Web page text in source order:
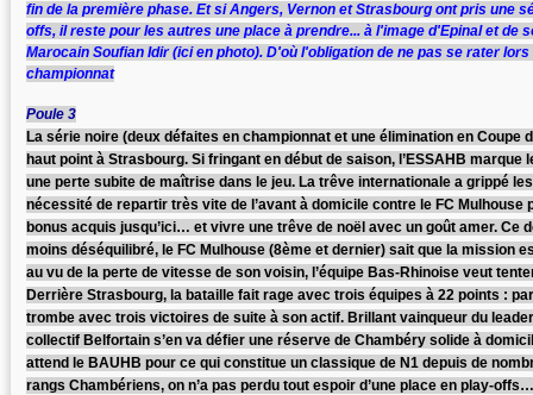
fin de la première phase. Et si Angers, Vernon et Strasbourg ont pris une
offs, il reste pour les autres une place à prendre... à l'image d'Epinal et de
Marocain Soufian Idir (ici en photo). D'où l'obligation de ne pas se rater
championnat
Poule 3
La série noire (deux défaites en championnat et une élimination en Coupe
haut point à Strasbourg. Si fringant en début de saison, l’ESSAHB marque
une perte subite de maîtrise dans le jeu. La trêve internationale a grippé
nécessité de repartir très vite de l’avant à domicile contre le FC Mulhouse
bonus acquis jusqu’ici… et vivre une trêve de noël avec un goût amer. Ce
moins déséquilibré, le FC Mulhouse (8ème et dernier) sait que la mission
au vu de la perte de vitesse de son voisin, l’équipe Bas-Rhinoise veut
Derrière Strasbourg, la bataille fait rage avec trois équipes à 22 points :
trombe avec trois victoires de suite à son actif. Brillant vainqueur du
collectif Belfortain s’en va défier une réserve de Chambéry solide à
attend le BAUHB pour ce qui constitue un classique de N1 depuis de
rangs Chambériens, on n’a pas perdu tout espoir d’une place en play-